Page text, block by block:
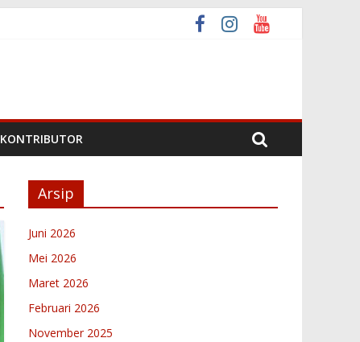
KONTRIBUTOR
Arsip
Juni 2026
Mei 2026
Maret 2026
Februari 2026
November 2025